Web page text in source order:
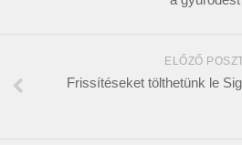
ELŐZŐ
Frissítéseket tölthetünk le